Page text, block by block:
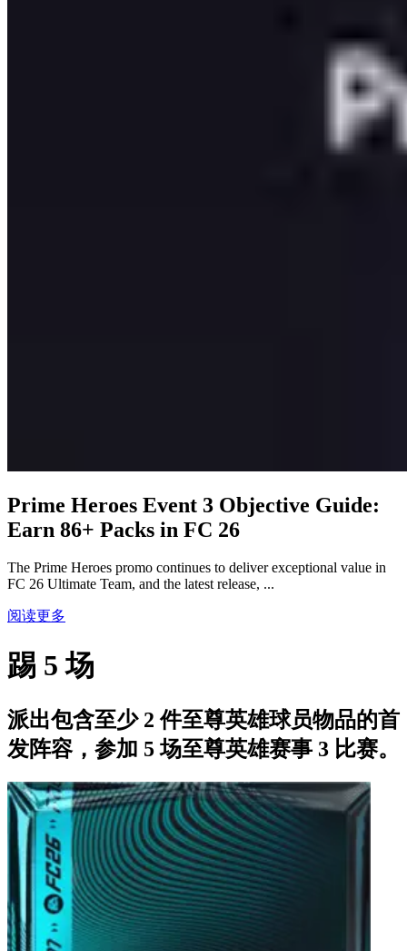
Prime Heroes Event 3 Objective Guide:
Earn 86+ Packs in FC 26
The Prime Heroes promo continues to deliver exceptional value in
FC 26 Ultimate Team, and the latest release, ...
阅读更多
踢 5 场
派出包含至少 2 件至尊英雄球员物品的首
发阵容，参加 5 场至尊英雄赛事 3 比赛。